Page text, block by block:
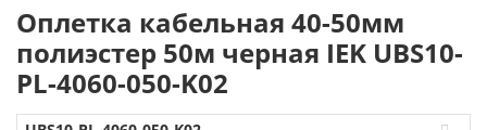
Оплетка кабельная 40-50мм
полиэстер 50м черная IEK UBS10-
PL-4060-050-K02